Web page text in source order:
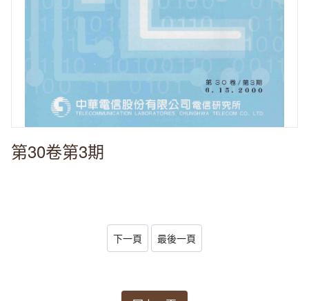
第30卷第3期
下一頁 最後一頁